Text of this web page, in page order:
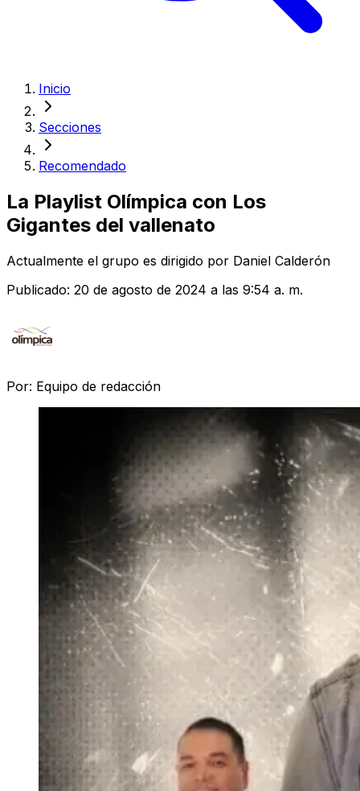
Inicio
Secciones
Recomendado
La Playlist Olímpica con Los
Gigantes del vallenato
Actualmente el grupo es dirigido por Daniel Calderón
Publicado: 20 de agosto de 2024 a las 9:54 a. m.
Por: Equipo de redacción